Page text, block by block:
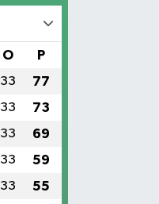
O P
33 77
33 73
33 69
33 59
33 55